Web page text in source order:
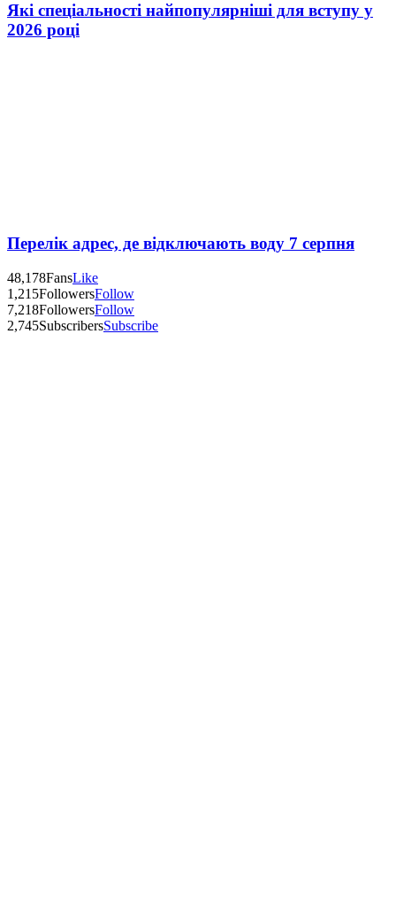
Які спеціальності найпопулярніші для вступу у
2026 році
Перелік адрес, де відключають воду 7 серпня
48,178FansLike
1,215FollowersFollow
7,218FollowersFollow
2,745SubscribersSubscribe